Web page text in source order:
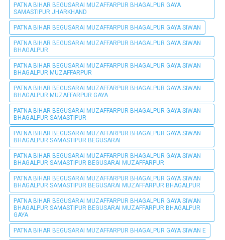
PATNA BIHAR BEGUSARAI MUZAFFARPUR BHAGALPUR GAYA
SAMASTIPUR JHARKHAND
PATNA BIHAR BEGUSARAI MUZAFFARPUR BHAGALPUR GAYA SIWAN
PATNA BIHAR BEGUSARAI MUZAFFARPUR BHAGALPUR GAYA SIWAN
BHAGALPUR
PATNA BIHAR BEGUSARAI MUZAFFARPUR BHAGALPUR GAYA SIWAN
BHAGALPUR MUZAFFARPUR
PATNA BIHAR BEGUSARAI MUZAFFARPUR BHAGALPUR GAYA SIWAN
BHAGALPUR MUZAFFARPUR GAYA
PATNA BIHAR BEGUSARAI MUZAFFARPUR BHAGALPUR GAYA SIWAN
BHAGALPUR SAMASTIPUR
PATNA BIHAR BEGUSARAI MUZAFFARPUR BHAGALPUR GAYA SIWAN
BHAGALPUR SAMASTIPUR BEGUSARAI
PATNA BIHAR BEGUSARAI MUZAFFARPUR BHAGALPUR GAYA SIWAN
BHAGALPUR SAMASTIPUR BEGUSARAI MUZAFFARPUR
PATNA BIHAR BEGUSARAI MUZAFFARPUR BHAGALPUR GAYA SIWAN
BHAGALPUR SAMASTIPUR BEGUSARAI MUZAFFARPUR BHAGALPUR
PATNA BIHAR BEGUSARAI MUZAFFARPUR BHAGALPUR GAYA SIWAN
BHAGALPUR SAMASTIPUR BEGUSARAI MUZAFFARPUR BHAGALPUR
GAYA
PATNA BIHAR BEGUSARAI MUZAFFARPUR BHAGALPUR GAYA SIWAN E